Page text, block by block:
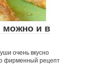
можно и в
очень вкусно
фирменный рецепт